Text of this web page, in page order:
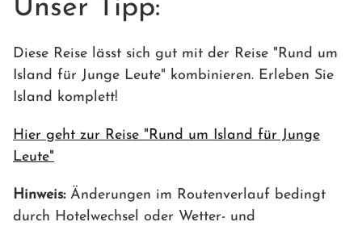
Unser Tipp:
Diese Reise lässt sich gut mit der Reise "Rund um
Island für Junge Leute" kombinieren. Erleben Sie
Island komplett!
Hier geht zur Reise "Rund um Island für Junge
Leute"
Hinweis:Änderungen im Routenverlauf bedingt
durch Hotelwechsel oder Wetter- und